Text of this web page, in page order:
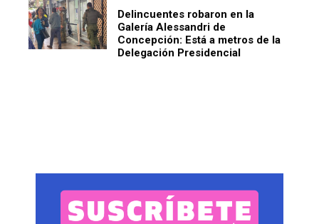
Delincuentes robaron en la
Galería Alessandri de
Concepción: Está a metros de la
Delegación Presidencial